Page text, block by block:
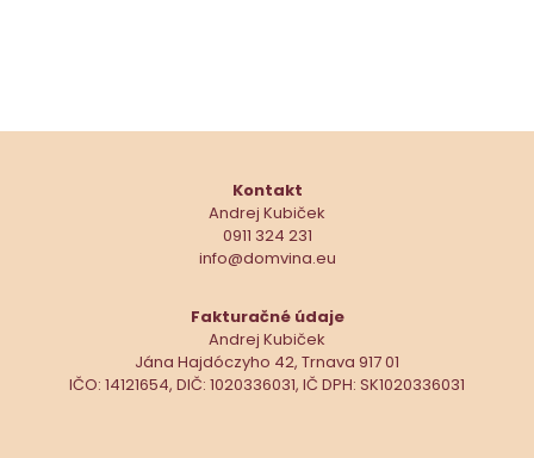
Kontakt
Andrej Kubiček
0911 324 231
info@domvina.eu
Fakturačné údaje
Andrej Kubiček
Jána Hajdóczyho 42, Trnava 917 01
IČO: 14121654, DIČ: 1020336031, IČ DPH: SK1020336031